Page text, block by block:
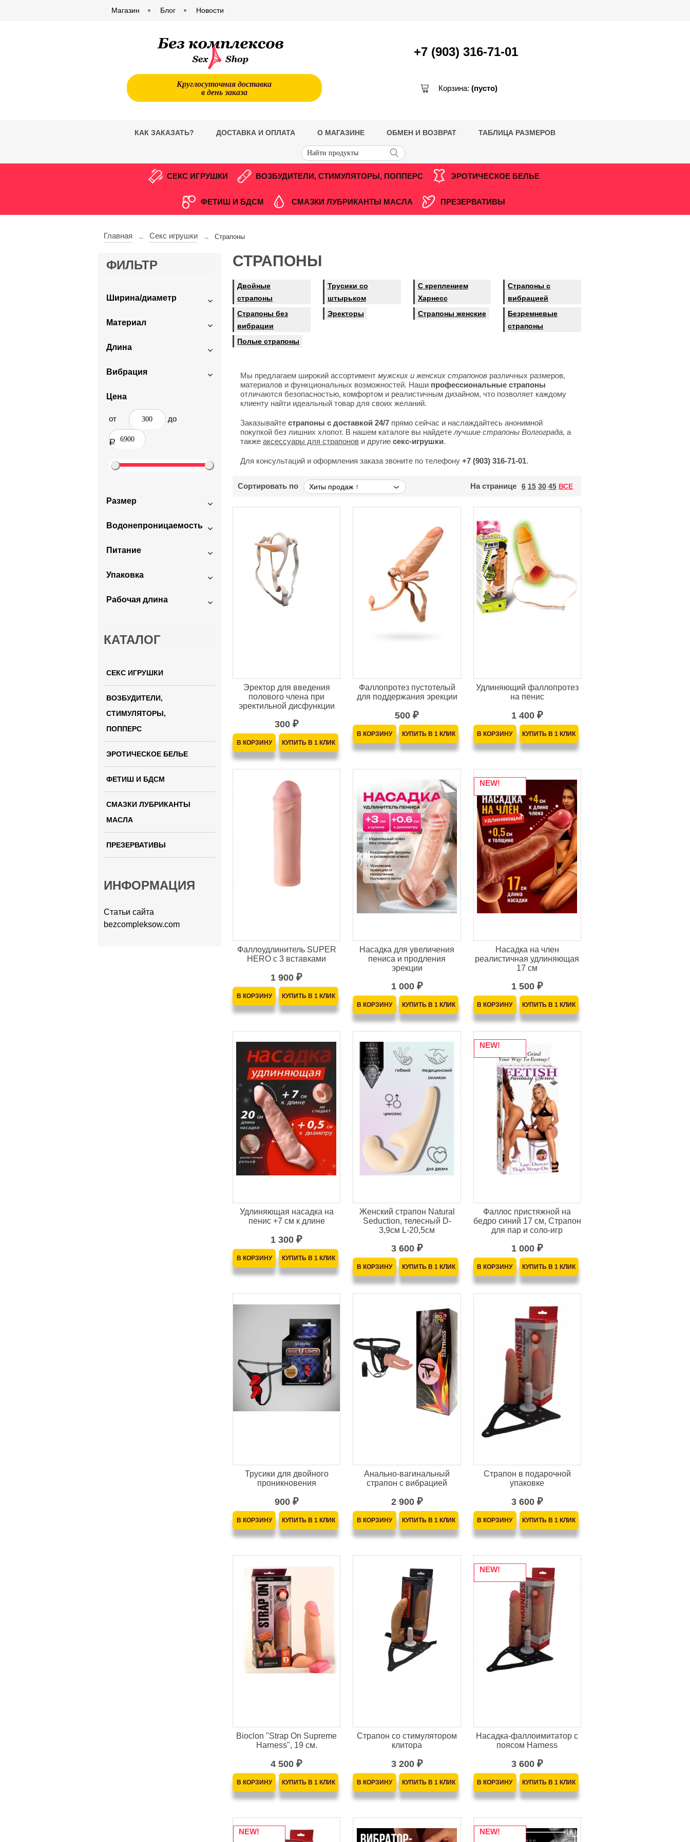
Магазин Блог Новости
+7 (903) 316-71-01
Круглосуточная доставка
в день заказа Корзина: (пусто)
КАК ЗАКАЗАТЬ? ДОСТАВКА И ОПЛАТА О МАГАЗИНЕ ОБМЕН И ВОЗВРАТ ТАБЛИЦА РАЗМЕРОВ
СЕКС ИГРУШКИ ВОЗБУДИТЕЛИ, СТИМУЛЯТОРЫ, ПОППЕРС ЭРОТИЧЕСКОЕ БЕЛЬЕ
ФЕТИШ И БДСМ СМАЗКИ ЛУБРИКАНТЫ МАСЛА ПРЕЗЕРВАТИВЫ
Главная → Секс игрушки → Страпоны
ФИЛЬТР
Ширина/диаметр
Материал
Длина
Вибрация
Цена
от до
Р
Размер
Водонепроницаемость
Питание
Упаковка
Рабочая длина
КАТАЛОГ
СЕКС ИГРУШКИ
ВОЗБУДИТЕЛИ,
СТИМУЛЯТОРЫ,
ПОППЕРС
ЭРОТИЧЕСКОЕ БЕЛЬЕ
ФЕТИШ И БДСМ
СМАЗКИ ЛУБРИКАНТЫ
МАСЛА
ПРЕЗЕРВАТИВЫ
ИНФОРМАЦИЯ
Статьи сайта
bezcompleksow.com
СТРАПОНЫ
Двойные
страпоны
Трусики со
штырьком
С креплением
Харнесс
Страпоны с
вибрацией
Страпоны без
вибрации
Эректоры Страпоны женские
Безремневые
страпоны
Полые страпоны
Мы предлагаем широкий ассортиментмужских и женских страпонов различных размеров,
материалов и функциональных возможностей. Наши профессиональные страпоны
отличаются безопасностью, комфортом и реалистичным дизайном, что позволяет каждому
клиенту найти идеальный товар для своих желаний.
Заказывайтестрапоны с доставкой 24/7 прямо сейчас и наслаждайтесь анонимной
покупкой без лишних хлопот. В нашем каталоге вы найдетелучшие страпоны Волгограда, а
такжеаксессуары для страпонов и другиесекс-игрушки.
Для консультаций и оформления заказа звоните по телефону+7 (903) 316-71-01.
Сортировать по На странице 6 15 30 45 ВСЕ
Эректор для введения
полового члена при
эректильной дисфункции
300 ₽
Фаллопротез пустотелый
для поддержания эрекции
500₽
Удлиняющий фаллопротез
на пенис
1 400 ₽
Фаллоудлинитель SUPER
HERO с 3 вставками
1 900₽
Насадка для увеличения
пениса и продления
эрекции
1 000 ₽
NEW!
Насадка на член
реалистичная удлиняющая
17 см
1 500 ₽
Удлиняющая насадка на
пенис +7 см к длине
1 300₽
Женский страпон Natural
Seduction, телесный D-
3,9см L-20,5см
3 600 ₽
NEW!
Фаллос пристяжной на
бедро синий 17 см, Страпон
для пар и соло-игр
1 000 ₽
Трусики для двойного
проникновения
900 ₽
Анально-вагинальный
страпон с вибрацией
2 900 ₽
Страпон в подарочной
упаковке
3 600 ₽
Bioclon "Strap On Supreme
Harness", 19 см.
4 500₽
Страпон со стимулятором
клитора
3 200 ₽
NEW!
Насадка-фаллоимитатор с
поясом Harness
3 600 ₽
NEW! NEW!